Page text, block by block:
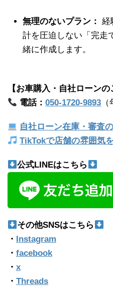
無理のないプラン： 経
計を圧迫しない「完走
緒に作成します。
【お車購入・自社ローンの
電話：050-1720-9893
自社ローン在庫・審査
TikTokで店舗の雰囲気
公式LINEはこちら
その他SNSはこちら
・ Instagram
・ facebook
・ x
・ Threads